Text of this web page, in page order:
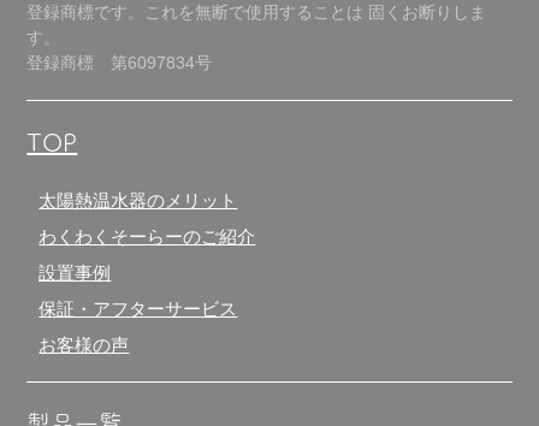
登録商標です。これを無断で使用することは 固くお断りしま
す。
登録商標 第6097834号
TOP
太陽熱温水器のメリット
わくわくそーらーのご紹介
設置事例
保証・アフターサービス
お客様の声